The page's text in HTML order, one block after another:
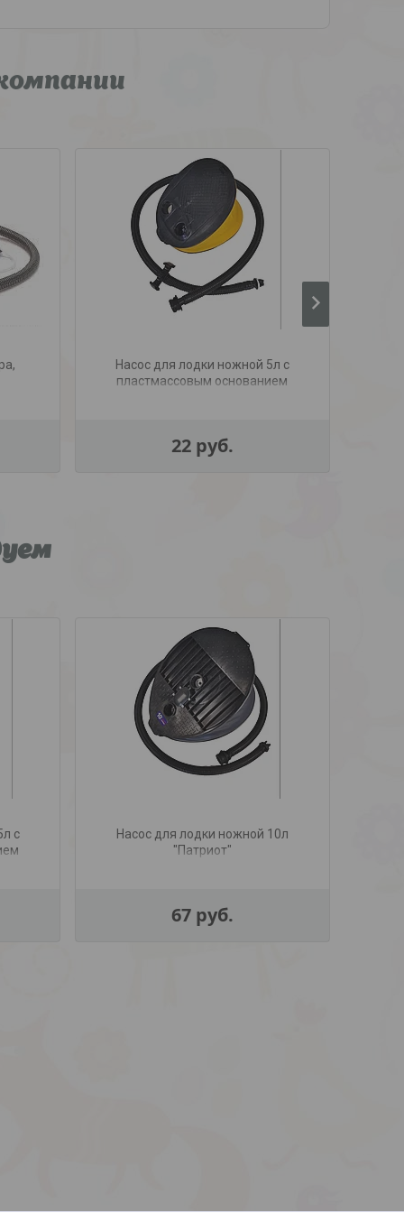
Насос для лодки ножной 5л с
пластмассовым основанием
22 руб.
с
Насос для лодки ножной 10л
"Патриот"
67 руб.